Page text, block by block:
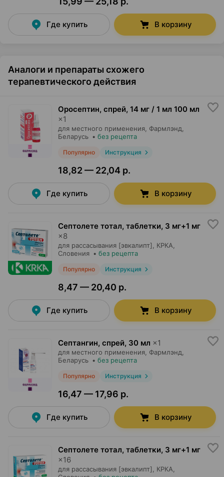
Где купить В корзину
Аналоги и препараты схожего
терапевтического действия
Оросептин, спрей, 14 мг / 1 мл 100 мл
×1
для местного применения, Фармлэнд
Беларусь • без рецепта
Популярно Инструкция
18,82 — 22,04 р.
Где купить В корзину
Септолете тотал, таблетки, 3 мг+1 мг
×8
для рассасывания [эвкалипт], КРКА
Словения • без рецепта
Популярно Инструкция
8,47 — 20,40 р.
Где купить В корзину
Септангин, спрей, 30 мл ×1
для местного применения, Фармлэнд
Беларусь • без рецепта
Популярно Инструкция
16,47 — 17,96 р.
Где купить В корзину
Септолете тотал, таблетки, 3 мг+1 мг
×16
для рассасывания [эвкалипт], КРКА